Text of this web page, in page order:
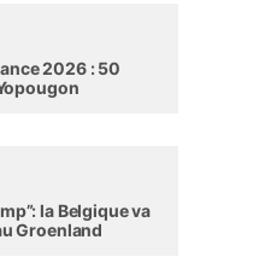
2026 : 50
la Belgique va
Groenland